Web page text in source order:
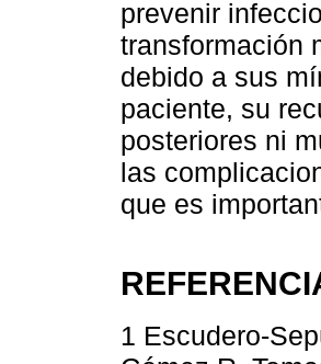
prevenir
transformación
debido a sus
paciente, su
posteriores ni
las
que es
1 Escudero-